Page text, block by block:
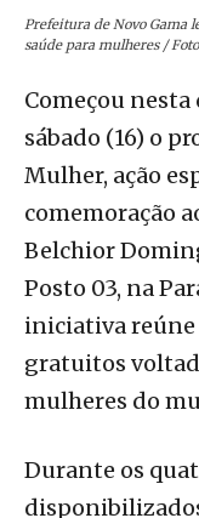
Prefeitura de Novo Gama
saúde para mulheres /
Começou nesta
sábado (16) o
Mulher, ação
comemoração
Belchior
Posto 03, na
iniciativa
gratuitos
mulheres do
Durante os